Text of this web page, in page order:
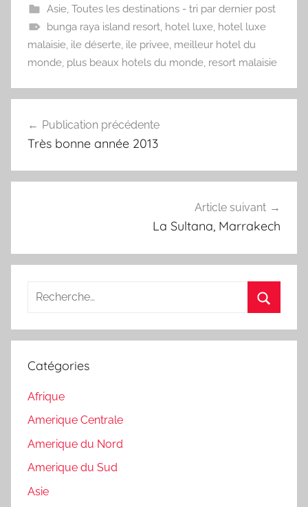
Asie, Toutes les destinations - tri par dernier post
bunga raya island resort, hotel luxe, hotel luxe
malaisie, ile déserte, ile privee, meilleur hotel du
monde, plus beaux hotels du monde, resort malaisie
de
Publication précédente
Très bonne année 2013
Article suivant
La Sultana, Marrakech
Recherche
:
Catégories
Afrique
Amerique Centrale
Amerique du Nord
Amerique du Sud
Asie